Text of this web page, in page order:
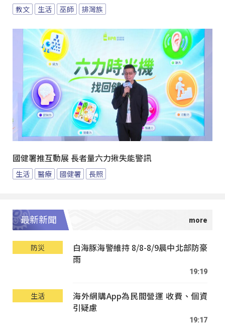
教文 生活 巫師 排灣族
國健署推互動展 長者量六力揪失能警訊
生活 醫療 國健署 長照
最新新聞
防災
白海豚海警維持 8/8-8/9晨中北部防豪
雨
19:19
生活
海外網購App為民間營運 收費、個資
引疑慮
19:17